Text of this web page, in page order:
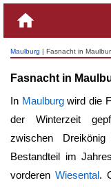
Maulburg | Fasnacht in
Fasnacht in
In Maulburgwird die
der Winterzeit
zwischen
Bestandteil im
vorderenWiesental.